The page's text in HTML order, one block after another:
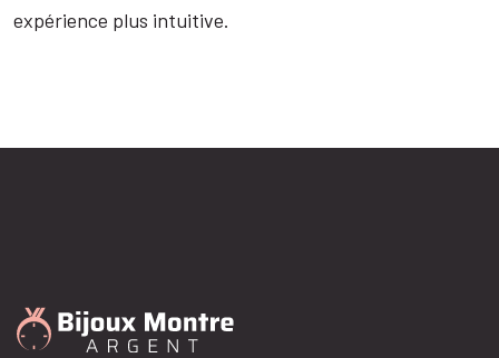
expérience plus intuitive.